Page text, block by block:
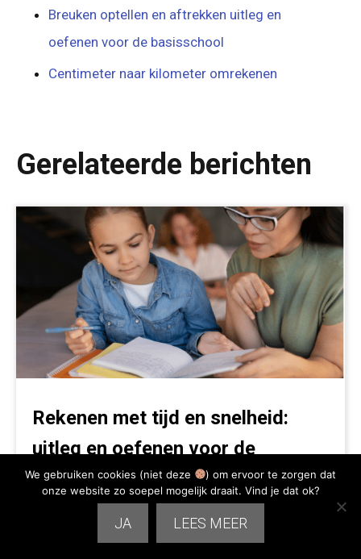
Breuken optellen en aftrekken uitleg en
oefenen voor de basisschool
Centimeter naar kilometer omrekenen
Gerelateerde berichten
Rekenen met tijd en snelheid:
uitleg en oefenen voor de
basisschool
We gebruiken cookies (niet deze
) om ervoor te zorgen dat
onze website zo soepel mogelijk draait. Vind je dat ok?
JA LEES MEER